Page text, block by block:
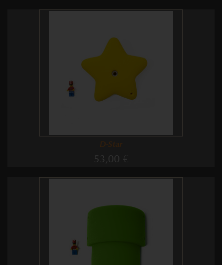
D-Star
53,00 €